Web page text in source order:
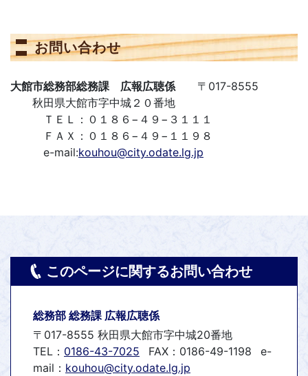
お問い合わせ
大館市総務部総務課 広報広聴係〒017-8555
秋田県大館市字中城２０番地
ＴＥＬ：０１８６−４９−３１１１
ＦＡＸ：０１８６−４９−１１９８
e-mail:kouhou@city.odate.lg.jp
このページに関するお問い合わせ
総務部 総務課 広報広聴係
〒017-8555 秋田県大館市字中城20番地
TEL： 0186-43-7025 FAX：0186-49-1198
e-
mail： kouhou@city.odate.lg.jp